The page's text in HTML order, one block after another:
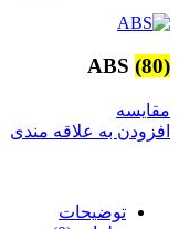
ABS (80)
مقایسه
افزودن به علاقه مندی
توضیحات